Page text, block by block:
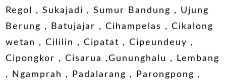
Regol , Sukajadi , Sumur Bandung , Ujung
Berung , Batujajar , Cihampelas , Cikalong
wetan , Cililin , Cipatat , Cipeundeuy ,
Cipongkor , Cisarua ,Gununghalu , Lembang
, Ngamprah , Padalarang , Parongpong ,